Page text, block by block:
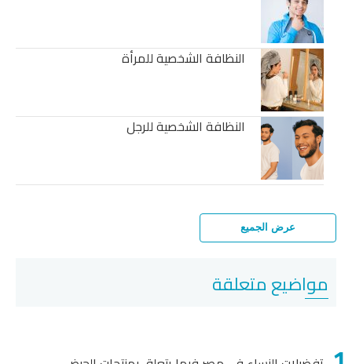
النظافة الشخصية للمرأة
النظافة الشخصية للرجل
عرض الجميع
مواضيع متعلقة